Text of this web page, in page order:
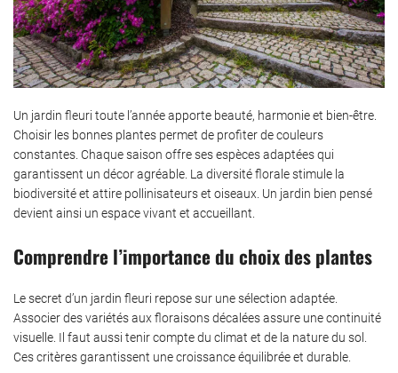
Un jardin fleuri toute l’année apporte beauté, harmonie et bien-être.
Choisir les bonnes plantes permet de profiter de couleurs
constantes. Chaque saison offre ses espèces adaptées qui
garantissent un décor agréable. La diversité florale stimule la
biodiversité et attire pollinisateurs et oiseaux. Un jardin bien pensé
devient ainsi un espace vivant et accueillant.
Comprendre l’importance du choix des plantes
Le secret d’un jardin fleuri repose sur une sélection adaptée.
Associer des variétés aux floraisons décalées assure une continuité
visuelle. Il faut aussi tenir compte du climat et de la nature du sol.
Ces critères garantissent une croissance équilibrée et durable.